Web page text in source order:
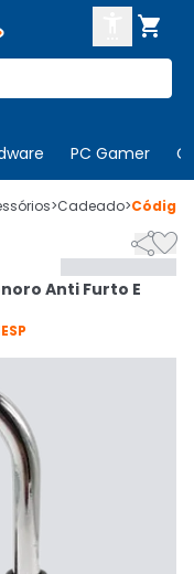

PC Gamer
>Cadeado>Código

Anti Furto E